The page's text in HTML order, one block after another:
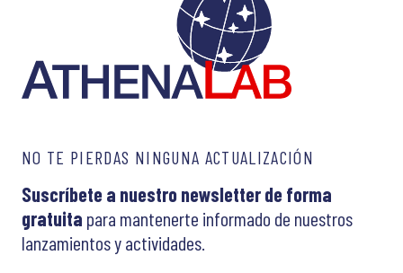
NO TE PIERDAS NINGUNA ACTUALIZACIÓN
Suscríbete a nuestro newsletter de forma
gratuita para mantenerte informado de nuestros
lanzamientos y actividades.